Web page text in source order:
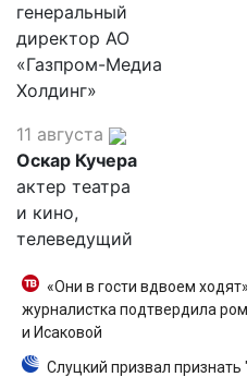
генеральный
директор АО
«Газпром-Медиа
Холдинг»
11 августа
Оскар Кучера
актер театра
и кино,
телеведущий
«Они в гости вдвоем
журналистка подтвердила
и Исаковой
Слуцкий призвал признать